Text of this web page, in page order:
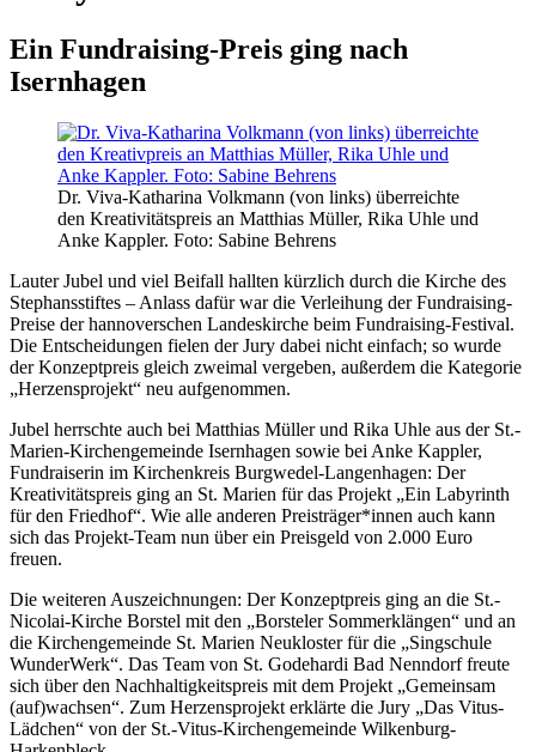
Ein Fundraising-Preis ging nach
Isernhagen
Dr. Viva-Katharina Volkmann (von links) überreichte
den Kreativitätspreis an Matthias Müller, Rika Uhle und
Anke Kappler. Foto: Sabine Behrens
Lauter Jubel und viel Beifall hallten kürzlich durch die Kirche des
Stephansstiftes – Anlass dafür war die Verleihung der Fundraising-
Preise der hannoverschen Landeskirche beim Fundraising-Festival.
Die Entscheidungen fielen der Jury dabei nicht einfach; so wurde
der Konzeptpreis gleich zweimal vergeben, außerdem die Kategorie
„Herzensprojekt“ neu aufgenommen.
Jubel herrschte auch bei Matthias Müller und Rika Uhle aus der St.-
Marien-Kirchengemeinde Isernhagen sowie bei Anke Kappler,
Fundraiserin im Kirchenkreis Burgwedel-Langenhagen: Der
Kreativitätspreis ging an St. Marien für das Projekt „Ein Labyrinth
für den Friedhof“. Wie alle anderen Preisträger*innen auch kann
sich das Projekt-Team nun über ein Preisgeld von 2.000 Euro
freuen.
Die weiteren Auszeichnungen: Der Konzeptpreis ging an die St.-
Nicolai-Kirche Borstel mit den „Borsteler Sommerklängen“ und an
die Kirchengemeinde St. Marien Neukloster für die „Singschule
WunderWerk“. Das Team von St. Godehardi Bad Nenndorf freute
sich über den Nachhaltigkeitspreis mit dem Projekt „Gemeinsam
(auf)wachsen“. Zum Herzensprojekt erklärte die Jury „Das Vitus-
Lädchen“ von der St.-Vitus-Kirchengemeinde Wilkenburg-